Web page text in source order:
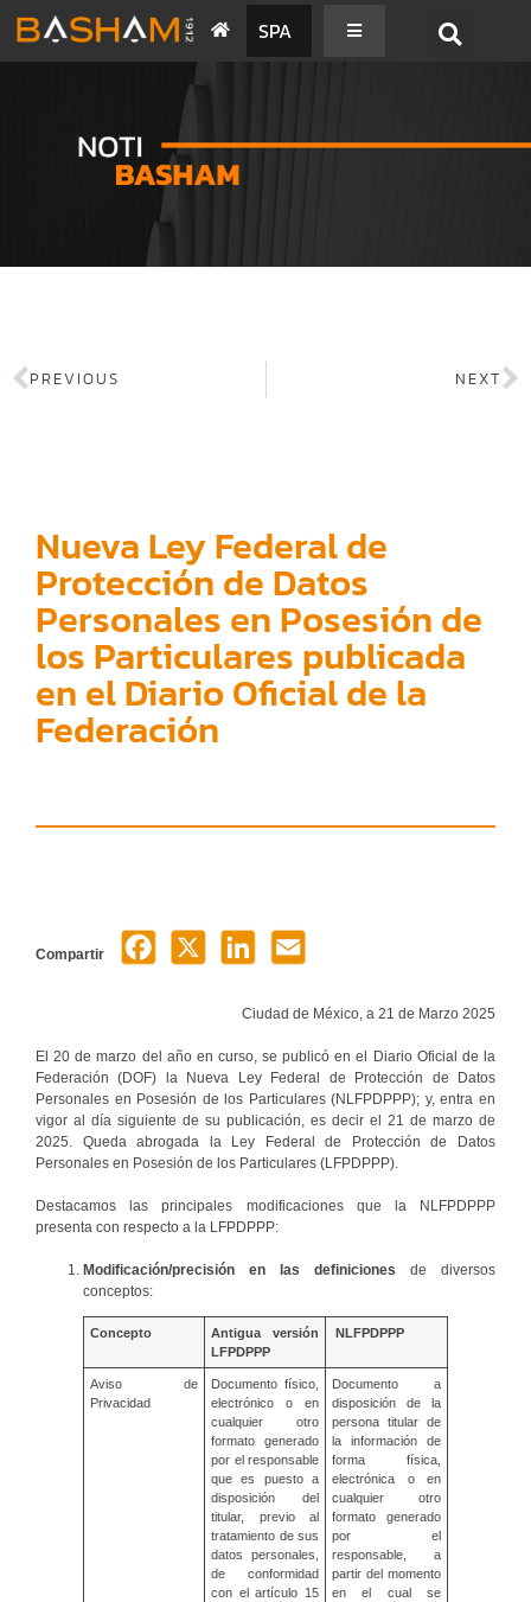
SPA
PREVIOUS NEXT
Nueva Ley Federal de
Protección de Datos
Personales en Posesión de
los Particulares publicada
en el Diario Oficial de la
Federación
Compartir
Ciudad de México, a 21 de Marzo 2025
El 20 de marzo del año en curso, se publicó en el Diario Oficial de la
Federación (DOF) la Nueva Ley Federal de Protección de Datos
Personales en Posesión de los Particulares (NLFPDPPP); y, entra en
vigor al día siguiente de su publicación, es decir el 21 de marzo de
2025. Queda abrogada la Ley Federal de Protección de Datos
Personales en Posesión de los Particulares (LFPDPPP).
Destacamos las principales modificaciones que la NLFPDPPP
presenta con respecto a la LFPDPPP:
Modificación/precisión en las definiciones de diversos
conceptos:
Concepto
Antigua versión
LFPDPPP
NLFPDPPP
Aviso de
Privacidad
Documento físico,
electrónico o en
cualquier otro
formato generado
por el responsable
que es puesto a
disposición del
titular, previo al
tratamiento de sus
datos personales,
de conformidad
con el artículo 15
Documento a
disposición de la
persona titular de
la información de
forma física,
electrónica o en
cualquier otro
formato generado
por el
responsable, a
partir del momento
en el cual se